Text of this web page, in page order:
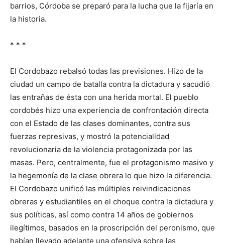
barrios, Córdoba se preparó para la lucha que la fijaría en
la historia.
* * *
El Cordobazo rebalsó todas las previsiones. Hizo de la
ciudad un campo de batalla contra la dictadura y sacudió
las entrañas de ésta con una herida mortal. El pueblo
cordobés hizo una experiencia de confrontación directa
con el Estado de las clases dominantes, contra sus
fuerzas represivas, y mostró la potencialidad
revolucionaria de la violencia protagonizada por las
masas. Pero, centralmente, fue el protagonismo masivo y
la hegemonía de la clase obrera lo que hizo la diferencia.
El Cordobazo unificó las múltiples reivindicaciones
obreras y estudiantiles en el choque contra la dictadura y
sus políticas, así como contra 14 años de gobiernos
ilegítimos, basados en la proscripción del peronismo, que
habían llevado adelante una ofensiva sobre las